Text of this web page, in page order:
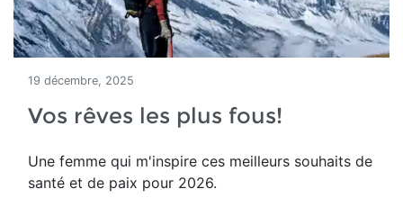
19 décembre, 2025
Vos rêves les plus fous!
Une femme qui m'inspire ces meilleurs souhaits de
santé et de paix pour 2026.